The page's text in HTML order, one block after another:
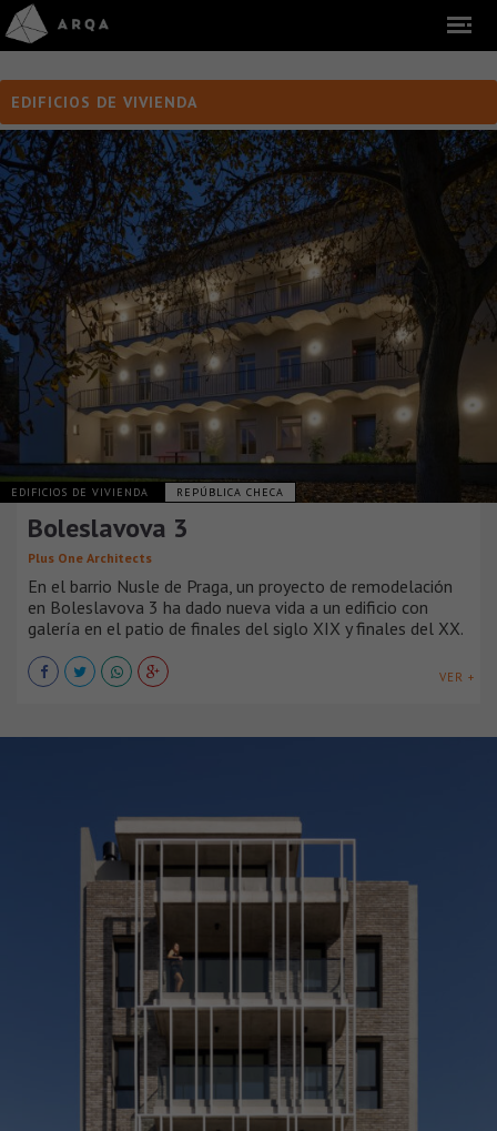
EDIFICIOS DE VIVIENDA
EDIFICIOS DE VIVIENDA REPÚBLICA CHECA
Boleslavova 3
Plus One Architects
En el barrio Nusle de Praga, un proyecto de remodelación
en Boleslavova 3 ha dado nueva vida a un edificio con
galería en el patio de finales del siglo XIX y finales del XX.
VER +